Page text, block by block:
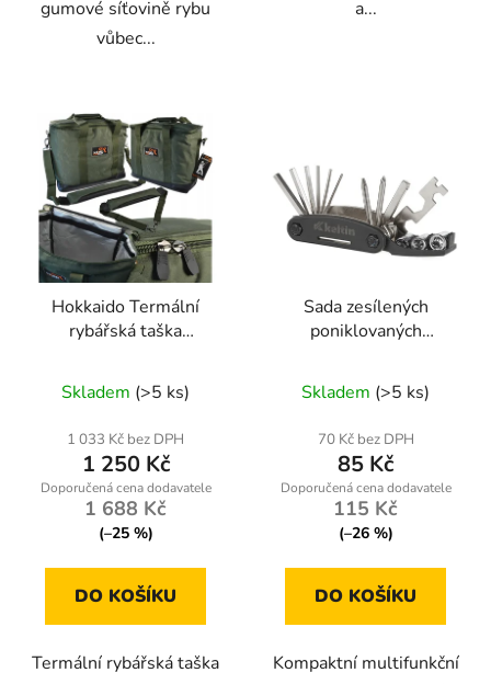
gumové síťovině rybu
vůbec...
a...
Hokkaido Termální
rybářská taška
W13067
Skladem (>5 ks)
1 033 Kč bez DPH
1 250 Kč
1 688 Kč
(–25 %)
DO KOŠÍKU
Termální rybářská taška
Sada zesílených
poniklovaných
1 – Geko K02362
Skladem (>5 ks)
70 Kč bez DPH
85 Kč
115 Kč
(–26 %)
DO KOŠÍKU
Kompaktní multifunkční